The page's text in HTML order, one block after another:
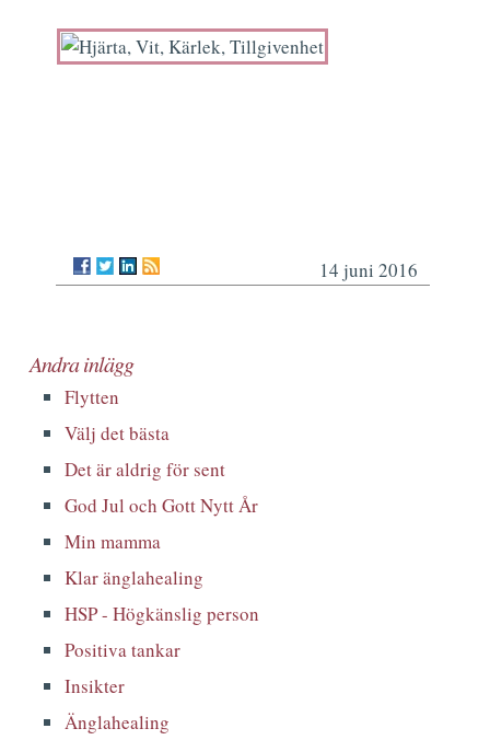
14 juni 2016
Andra inlägg
Flytten
Välj det bästa
Det är aldrig för sent
God Jul och Gott Nytt År
Min mamma
Klar änglahealing
HSP - Högkänslig person
Positiva tankar
Insikter
Änglahealing